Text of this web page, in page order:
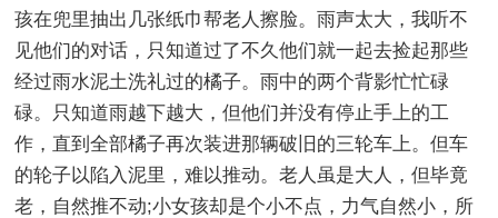
孩在兜里抽出几张纸巾帮老人擦脸。雨声太大，我听不
见他们的对话，只知道过了不久他们就一起去捡起那些
经过雨水泥土洗礼过的橘子。雨中的两个背影忙忙碌
碌。只知道雨越下越大，但他们并没有停止手上的工
作，直到全部橘子再次装进那辆破旧的三轮车上。但车
的轮子以陷入泥里，难以推动。老人虽是大人，但毕竟
老，自然推不动;小女孩却是个小不点，力气自然小，所